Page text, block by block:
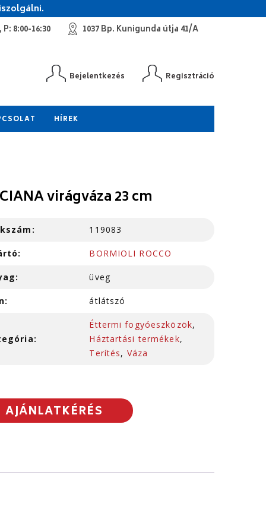
8:00-16:30 1037 Bp. Kunigunda útja 41/A
Bejelentkezés Regisztráció
HÍREK
virágváza 23 cm
119083
BORMIOLI ROCCO
üveg
átlátszó
Éttermi fogyóeszközök,
Háztartási termékek,
Terítés, Váza
AJÁNLATKÉRÉS